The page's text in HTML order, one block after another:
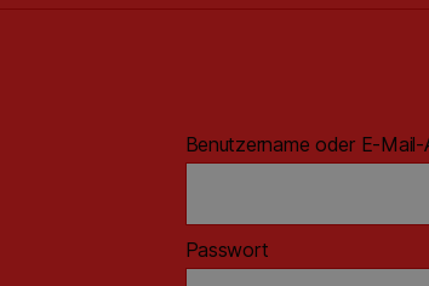
Benutzername oder E-Mail-
Passwort